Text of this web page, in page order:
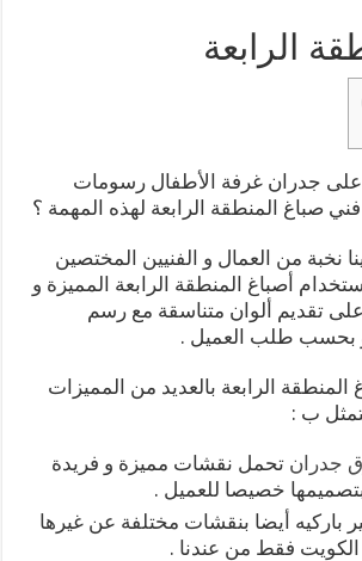
الرابعة
جدران غرفة الأطفال رسومات
صباغ المنطقة الرابعة لهذه المهمة ؟
نخبة من العمال و الفنيين المختصين
أصباغ المنطقة الرابعة المميزة و
تقديم ألوان متناسقة مع رسم
بحسب طلب العميل .
الرابعة بالعديد من المميزات
ب :
جدران تحمل نقشات مميزة و فريدة
خصيصا للعميل .
أيضا بنقشات مختلفة عن غيرها
الكويت فقط من عندنا .